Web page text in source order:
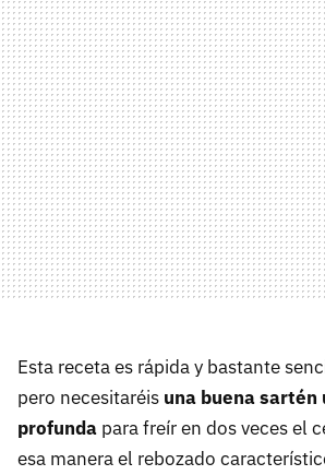
Esta receta es rápida y bastante
pero necesitaréis una buena sartén
profunda para freír en dos veces el
esa manera el rebozado